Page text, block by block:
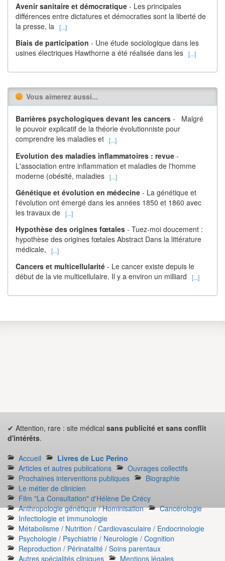
Avenir sanitaire et démocratique - Les principales
différences entre dictatures et démocraties sont la liberté de
la presse, la
[...]
Biais de participation - Une étude sociologique dans les
usines électriques Hawthorne a été réalisée dans les [...]
Vous aimerez aussi...
Barrières psychologiques devant les cancers - Malgré
le pouvoir explicatif de la théorie évolutionniste pour
comprendre les maladies et [...]
Evolution des maladies inflammatoires : revue -
L'association entre inflammation et maladies de l'homme
moderne (obésité, maladies [...]
Génétique et évolution en médecine - La génétique et
l'évolution ont émergé dans les années 1850 et 1860 avec
les travaux de [...]
Hypothèse des origines fœtales - Tuez-moi doucement :
hypothèse des origines fœtales Abstract Dans la littérature
médicale,
[...]
Cancers et multicellularité - Le cancer existe depuis le
début de la vie multicellulaire. Il y a environ un milliard
[...]
✔ Attention, rare : site médical sans publicité et sans conflit
d'intérêts.
Accueil
Livres de Luc Perino
Articles et autres publications
Ouvrages collectifs
Prochaines interventions publiques
Biographie
Le métier de clinicien
Film "La Consultation" d'Hélène De Crécy
Anthropologie génétique / Hominisation
Cancérologie
Infectiologie et immunologie
Métabolisme / Nutrition / Cardiovasculaire / Endocrinologie
Psychologie / Psychiatrie / Neurologie / Cognition
Reproduction / Périnatalité / Soins parentaux
Autres spécialités cliniques
Mentions légales